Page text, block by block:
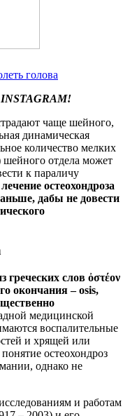
голова
чаще шейного,
динамическая
количество мелких
отдела может
к параличу
остеохондроза
дабы не довести
греческих слов ὀστέον
окончания – osis,
медицинской
воспалительные
и хрящей или
остеохондроз
однако не
и работам